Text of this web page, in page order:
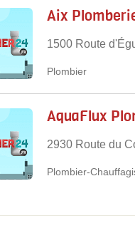
Aix
1500 Route
Plombier
AquaFlux
2930 Route du
Plombier-